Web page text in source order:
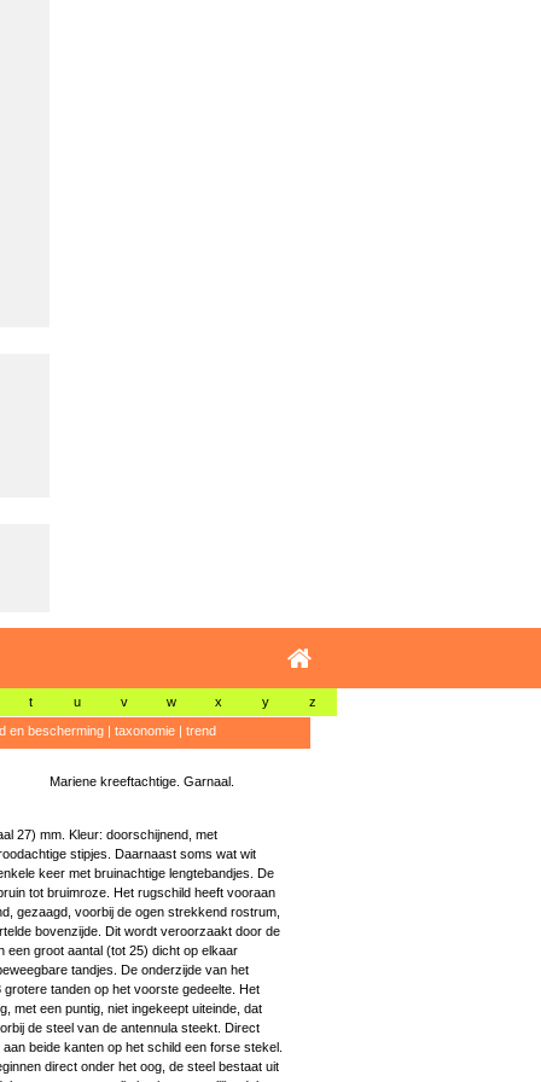
t u v w x y z
en bescherming| taxonomie| trend
Mariene kreeftachtige. Garnaal.
27) mm. Kleur: doorschijnend, met
stipjes. Daarnaast soms wat wit
keer met bruinachtige lengtebandjes. De
tot bruimroze. Het rugschild heeft vooraan
gezaagd, voorbij de ogen strekkend rostrum,
bovenzijde. Dit wordt veroorzaakt door de
een groot aantal (tot 25) dicht op elkaar
tandjes. De onderzijde van het
tanden op het voorste gedeelte. Het
met een puntig, niet ingekeept uiteinde, dat
de steel van de antennula steekt. Direct
beide kanten op het schild een forse stekel.
direct onder het oog, de steel bestaat uit